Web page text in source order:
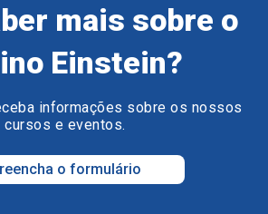
mais sobre o
Einstein?
informações sobre os nossos
cursos e eventos.
o formulário